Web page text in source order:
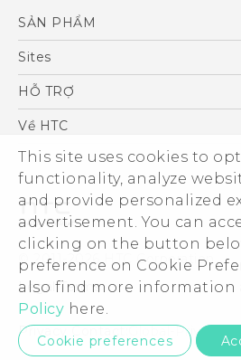
This site uses cookies to
functionality, analyze
and provide personalized
advertisement. You can
clicking on the button
preference on Cookie
also find more information
Policy here.
Cookie preferences
SẢN PHẨM
5G
Điện Thoại Thông Minh
VIVE
Sites
HTC Dev
HỖ TRỢ
Trung tâm hỗ trợ
Hỗ trợ bảo hành HTC
Về HTC
ESG
Nhà đầu tư
Làm việc tại HTC
Chính sách bảo mật
Bảo mật sản phẩm
Thông Tin Đấu Thầu
Security and Privacy
© 2011-2026 HTC Corporation
Legal Terms
Privacy Contact: Global-